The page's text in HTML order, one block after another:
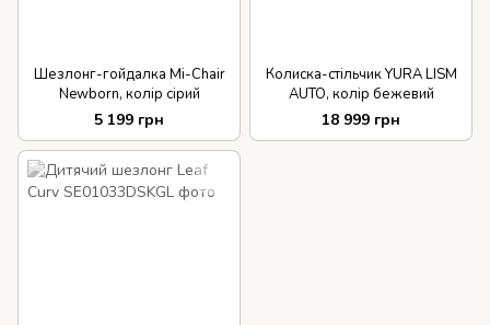
Шезлонг-гойдалка Mi-Chair
Newborn, колір сірий
5 199 грн
Колиска-стільчик YURA LISM
AUTO, колір бежевий
18 999 грн